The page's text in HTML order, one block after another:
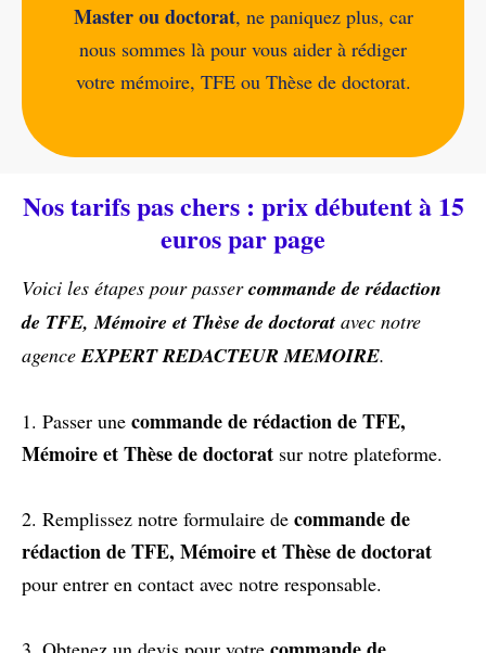
Master ou doctorat, ne paniquez plus, car
nous sommes là pour vous aider à rédiger
votre mémoire, TFE ou Thèse de doctorat.
Nos tarifs pas chers : prix débutent à 15
euros par page
Voici les étapes pour passercommande de rédaction
de TFE, Mémoire et Thèse de doctorat avec notre
agence EXPERT REDACTEUR MEMOIRE.
1. Passer une commande de rédaction de TFE,
Mémoire et Thèse de doctorat sur notre plateforme.
2. Remplissez notre formulaire de commande de
rédaction de TFE, Mémoire et Thèse de doctorat
pour entrer en contact avec notre responsable.